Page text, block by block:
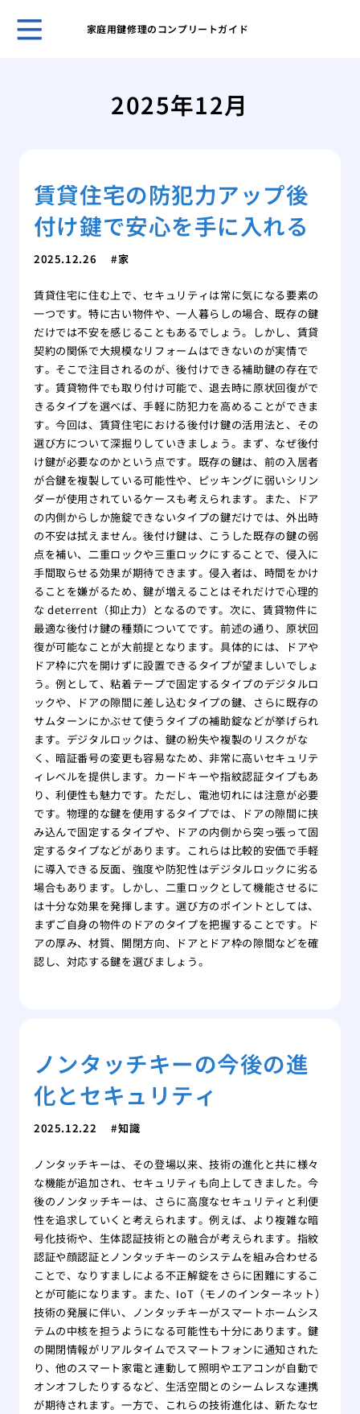
家庭用鍵修理のコンプリートガイド
2025年12月
賃貸住宅の防犯力アップ後
付け鍵で安心を手に入れる
2025.12.26 家
賃貸住宅に住む上で、セキュリティは常に気になる要素の
一つです。特に古い物件や、一人暮らしの場合、既存の鍵
だけでは不安を感じることもあるでしょう。しかし、賃貸
契約の関係で大規模なリフォームはできないのが実情で
す。そこで注目されるのが、後付けできる補助鍵の存在で
す。賃貸物件でも取り付け可能で、退去時に原状回復がで
きるタイプを選べば、手軽に防犯力を高めることができま
す。今回は、賃貸住宅における後付け鍵の活用法と、その
選び方について深掘りしていきましょう。まず、なぜ後付
け鍵が必要なのかという点です。既存の鍵は、前の入居者
が合鍵を複製している可能性や、ピッキングに弱いシリン
ダーが使用されているケースも考えられます。また、ドア
の内側からしか施錠できないタイプの鍵だけでは、外出時
の不安は拭えません。後付け鍵は、こうした既存の鍵の弱
点を補い、二重ロックや三重ロックにすることで、侵入に
手間取らせる効果が期待できます。侵入者は、時間をかけ
ることを嫌がるため、鍵が増えることはそれだけで心理的
な deterrent（抑止力）となるのです。次に、賃貸物件に
最適な後付け鍵の種類についてです。前述の通り、原状回
復が可能なことが大前提となります。具体的には、ドアや
ドア枠に穴を開けずに設置できるタイプが望ましいでしょ
う。例として、粘着テープで固定するタイプのデジタルロ
ックや、ドアの隙間に差し込むタイプの鍵、さらに既存の
サムターンにかぶせて使うタイプの補助錠などが挙げられ
ます。デジタルロックは、鍵の紛失や複製のリスクがな
く、暗証番号の変更も容易なため、非常に高いセキュリテ
ィレベルを提供します。カードキーや指紋認証タイプもあ
り、利便性も魅力です。ただし、電池切れには注意が必要
です。物理的な鍵を使用するタイプでは、ドアの隙間に挟
み込んで固定するタイプや、ドアの内側から突っ張って固
定するタイプなどがあります。これらは比較的安価で手軽
に導入できる反面、強度や防犯性はデジタルロックに劣る
場合もあります。しかし、二重ロックとして機能させるに
は十分な効果を発揮します。選び方のポイントとしては、
まずご自身の物件のドアのタイプを把握することです。ド
アの厚み、材質、開閉方向、ドアとドア枠の隙間などを確
認し、対応する鍵を選びましょう。
ノンタッチキーの今後の進
化とセキュリティ
2025.12.22 知識
ノンタッチキーは、その登場以来、技術の進化と共に様々
な機能が追加され、セキュリティも向上してきました。今
後のノンタッチキーは、さらに高度なセキュリティと利便
性を追求していくと考えられます。例えば、より複雑な暗
号化技術や、生体認証技術との融合が考えられます。指紋
認証や顔認証とノンタッチキーのシステムを組み合わせる
ことで、なりすましによる不正解錠をさらに困難にするこ
とが可能になります。また、IoT（モノのインターネット）
技術の発展に伴い、ノンタッチキーがスマートホームシス
テムの中核を担うようになる可能性も十分にあります。鍵
の開閉情報がリアルタイムでスマートフォンに通知された
り、他のスマート家電と連動して照明やエアコンが自動で
オンオフしたりするなど、生活空間とのシームレスな連携
が期待されます。一方で、これらの技術進化は、新たなセ